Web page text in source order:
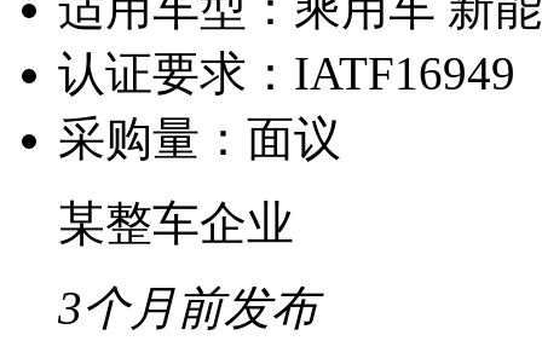
认证要求： IATF16949
采购量： 面议
某整车企业
3个月前发布